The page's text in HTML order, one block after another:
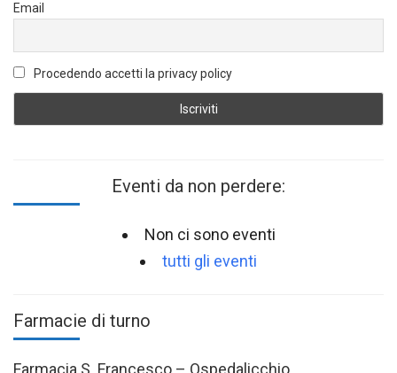
Email
Procedendo accetti la privacy policy
Eventi da non perdere:
Non ci sono eventi
tutti gli eventi
Farmacie di turno
Farmacia S. Francesco – Ospedalicchio